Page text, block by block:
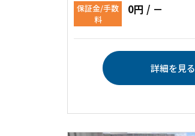
保証金/手数
料
0円 / －
詳細を見る